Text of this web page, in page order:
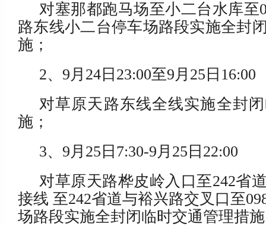
对塞那都跑马场至小二台水库至
路东线小二台停车场路段实施全封
施；
2、9月24日23:00至9月25日16:00
对草原天路东线全线实施全封
施；
3、9月25日7:30-9月25日22:00
对草原天路桦皮岭入口至242省
接线 至242省道与裕兴路交叉口至
场路段实施全封闭临时交通管理措